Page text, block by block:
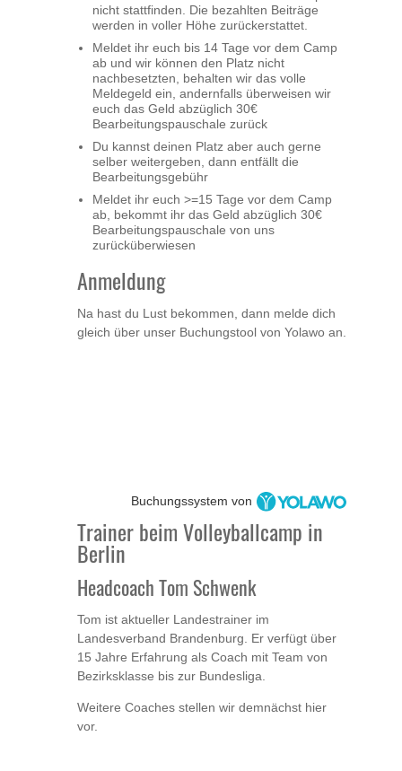
nicht stattfinden. Die bezahlten Beiträge
werden in voller Höhe zurückerstattet.
Meldet ihr euch bis 14 Tage vor dem Camp
ab und wir können den Platz nicht
nachbesetzten, behalten wir das volle
Meldegeld ein, andernfalls überweisen wir
euch das Geld abzüglich 30€
Bearbeitungspauschale zurück
Du kannst deinen Platz aber auch gerne
selber weitergeben, dann entfällt die
Bearbeitungsgebühr
Meldet ihr euch >=15 Tage vor dem Camp
ab, bekommt ihr das Geld abzüglich 30€
Bearbeitungspauschale von uns
zurücküberwiesen
Anmeldung
Na hast du Lust bekommen, dann melde dich
gleich über unser Buchungstool von Yolawo an.
Buchungssystem von
Trainer beim Volleyballcamp in
Berlin
Headcoach Tom Schwenk
Tom ist aktueller Landestrainer im
Landesverband Brandenburg. Er verfügt über
15 Jahre Erfahrung als Coach mit Team von
Bezirksklasse bis zur Bundesliga.
Weitere Coaches stellen wir demnächst hier
vor.